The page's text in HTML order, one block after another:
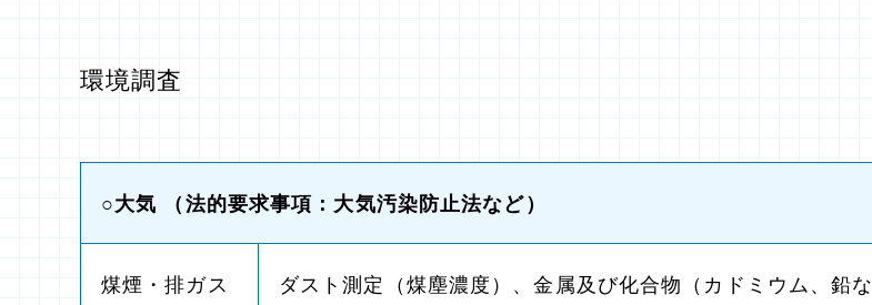
環境調査
○大気 （法的要求事項：大気汚染防止法など）
煤煙・排ガス
ダスト測定（煤塵濃度）、金属及び化合物（カドミウム、鉛な